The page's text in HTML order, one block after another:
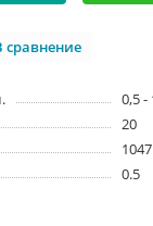
сравнение
0,5 -
20
1047
0.5